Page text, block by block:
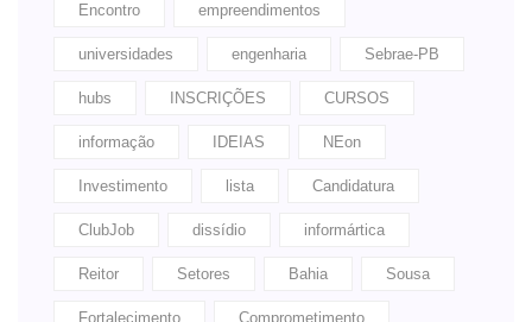
Encontro empreendimentos
universidades engenharia Sebrae-PB
hubs INSCRIÇÕES CURSOS
informação IDEIAS NEon
Investimento lista Candidatura
ClubJob dissídio informártica
Reitor Setores Bahia Sousa
Fortalecimento Comprometimento